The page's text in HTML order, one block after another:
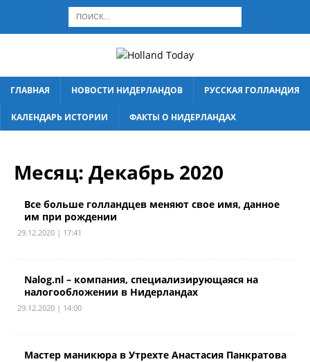
ГЛАВНАЯ НОВОСТИ НИДЕРЛАНДОВ РУССКАЯ ГОЛЛАНДИЯ
КАЛЕНДАРЬ ИСТОРИИ ФАКТЫ О НИДЕРЛАНДАХ
Месяц: Декабрь 2020
Все больше голландцев меняют свое имя, данное
им при рождении
29.12.2020 | 17:41
Nalog.nl – компания, специализирующаяся на
налогообложении в Нидерландах
29.12.2020 | 14:00
Мастер маникюра в Утрехте Анастасия Панкратова